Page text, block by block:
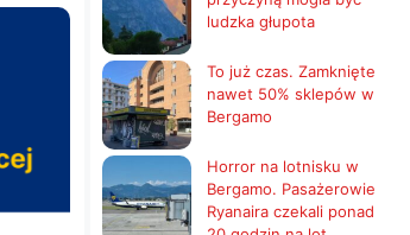
ludzka głupota
To już czas. Zamknięte
nawet 50% sklepów w
Bergamo
Horror na lotnisku w
Bergamo. Pasażerowie
Ryanaira czekali ponad